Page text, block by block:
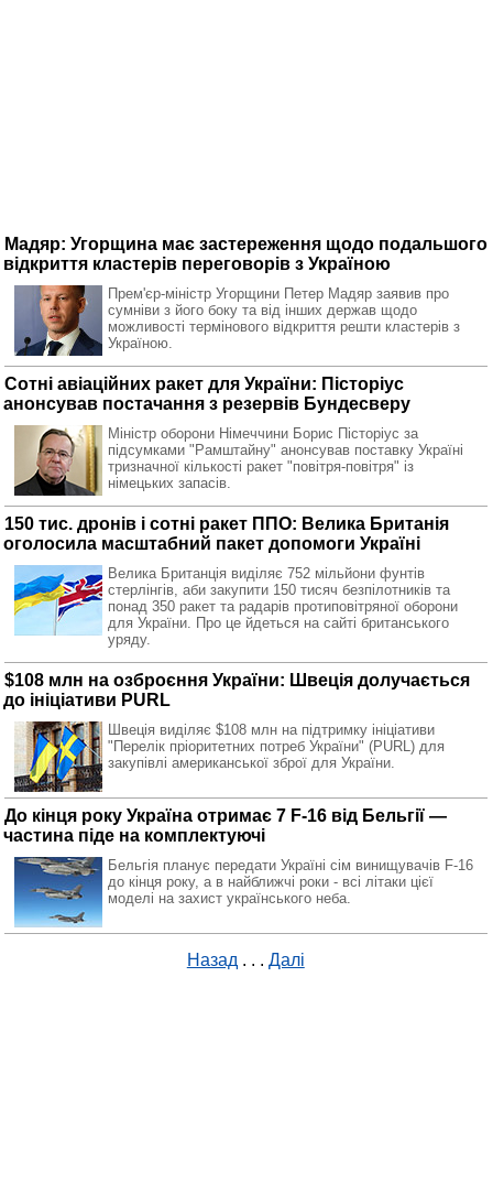
Мадяр: Угорщина має застереження щодо подальшого
відкриття кластерів переговорів з Україною
Прем'єр-міністр Угорщини Петер Мадяр заявив про
сумніви з його боку та від інших держав щодо
можливості термінового відкриття решти кластерів з
Україною.
Сотні авіаційних ракет для України: Пісторіус
анонсував постачання з резервів Бундесверу
Міністр оборони Німеччини Борис Пісторіус за
підсумками "Рамштайну" анонсував поставку Україні
тризначної кількості ракет "повітря-повітря" із
німецьких запасів.
150 тис. дронів і сотні ракет ППО: Велика Британія
оголосила масштабний пакет допомоги Україні
Велика Британція виділяє 752 мільйони фунтів
стерлінгів, аби закупити 150 тисяч безпілотників та
понад 350 ракет та радарів протиповітряної оборони
для України. Про це йдеться на сайті британського
уряду.
$108 млн на озброєння України: Швеція долучається
до ініціативи PURL
Швеція виділяє $108 млн на підтримку ініціативи
"Перелік пріоритетних потреб України" (PURL) для
закупівлі американської зброї для України.
До кінця року Україна отримає 7 F-16 від Бельгії —
частина піде на комплектуючі
Бельгія планує передати Україні сім винищувачів F-16
до кінця року, а в найближчі роки - всі літаки цієї
моделі на захист українського неба.
Назад . . . Далі